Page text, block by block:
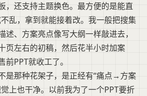
，还支持主题换色。最方便的是能直
乱，拿到就能接着改。我一般把搜集
述、方案亮点像写大纲一样敲进去，
页左右的初稿，然后花半小时加案
PPT就收工了。
是那种花架子，是正经有“痛点→方案
上也干净。以前我为了一个PPT要折